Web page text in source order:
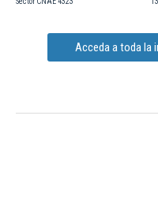
Acceda a toda la